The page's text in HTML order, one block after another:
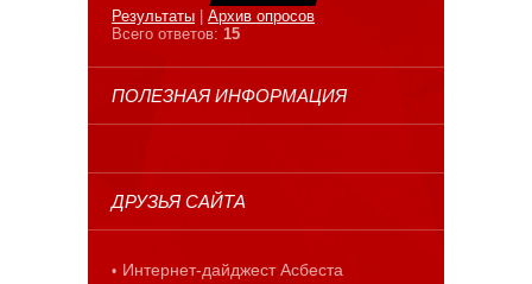
Результаты
Архив опросов
Всего ответов: 15
ПОЛЕЗНАЯ ИНФОРМАЦИЯ
ДРУЗЬЯ САЙТА
Интернет-дайджест Асбеста